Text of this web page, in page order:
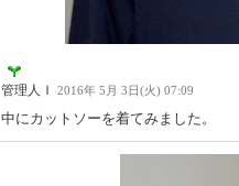
管理人Ｉ 2016年 5月 3日(火) 07:09
中にカットソーを着てみました。